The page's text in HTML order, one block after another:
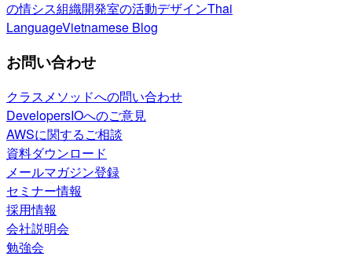
の情シス組織開発室の活動デザインThai
LanguageVietnamese Blog
お問い合わせ
クラスメソッドへの問い合わせ
DevelopersIOへのご意見
AWSに関するご相談
資料ダウンロード
メールマガジン登録
セミナー情報
採用情報
会社説明会
勉強会